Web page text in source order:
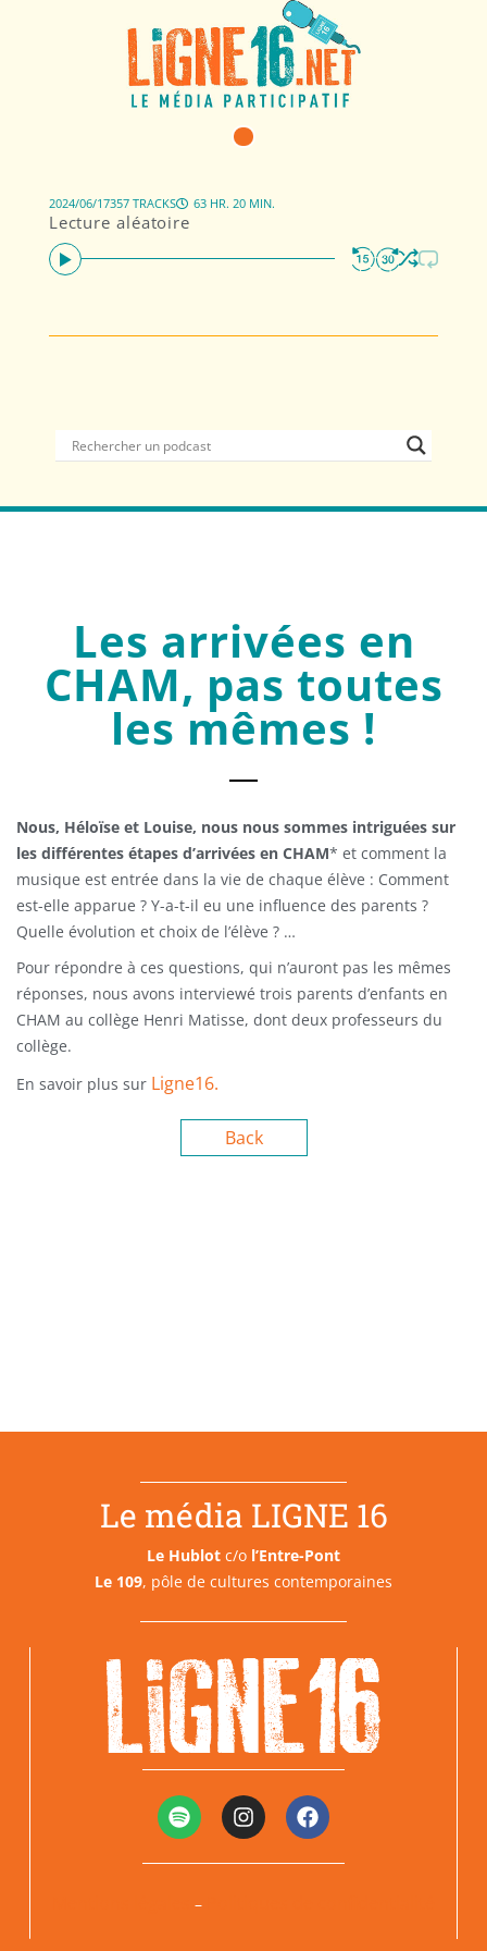
Lecture aléatoire
2024/06/17357 TRACKS 63 HR. 20 MIN.
Les arrivées en
CHAM, pas toutes
les mêmes !
Nous, Héloïse et Louise, nous nous sommes intriguées sur
les différentes étapes d’arrivées en CHAM* et comment la
musique est entrée dans la vie de chaque élève : Comment
est-elle apparue ? Y-a-t-il eu une influence des parents ?
Quelle évolution et choix de l’élève ? …
Pour répondre à ces questions, qui n’auront pas les mêmes
réponses, nous avons interviewé trois parents d’enfants en
CHAM au collège Henri Matisse, dont deux professeurs du
collège.
En savoir plus sur Ligne16.
Back
Le média LIGNE 16
Le Hublot c/o l’Entre-Pont
Le 109, pôle de cultures contemporaines
–